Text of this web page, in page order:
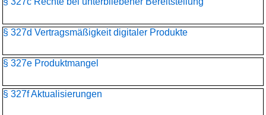
§ 327d Vertragsmäßigkeit digitaler Produkte
§ 327e Produktmangel
§ 327f Aktualisierungen